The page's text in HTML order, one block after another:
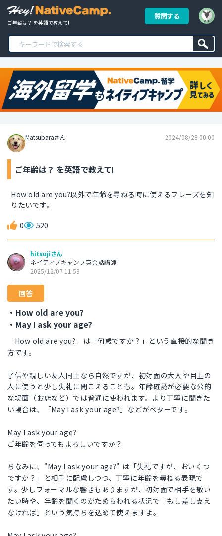
ご年齢は？ を英語で教えて!
質問する
Matsubaraさん 2024/08/28 00:00
ご年齢は？ を英語で教えて!
How old are you?以外で年齢を尋ねる時に使えるフレーズを知
りたいです。
0 520
hitsujiさん
ネイティブキャンプ英会話講師
2025/12/07 11:53
回答
・How old are you?
・May I ask your age?
「How old are you?」は「何歳ですか？」という直接的な聞き
方です。
子供や親しい友人同士なら自然ですが、初対面の大人や目上の
人に使うと少し失礼に聞こえることも。年齢確認が必要な公的
な場面（お店など）では普通に使われます。より丁寧に聞きた
い場合は、「May I ask your age?」などがベターです。
May I ask your age?
ご年齢を伺ってもよろしいですか？
ちなみに、"May I ask your age?" は「失礼ですが、おいくつ
ですか？」と相手に配慮しつつ、丁寧に年齢を尋ねる表現で
す。少しフォーマルな響きもありますが、初対面で相手を敬い
たい時や、年齢を聞くのがためらわれる状況で「もし差し支え
なければ」という気持ちを込めて使えますよ。